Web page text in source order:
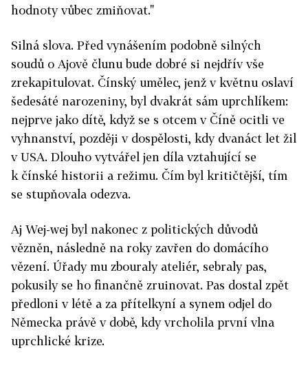
hodnoty vůbec zmiňovat."
Silná slova. Před vynášením podobně silných
soudů o Ajově člunu bude dobré si nejdřív vše
zrekapitulovat. Čínský umělec, jenž v květnu oslaví
šedesáté narozeniny, byl dvakrát sám uprchlíkem:
nejprve jako dítě, když se s otcem v Číně ocitli ve
vyhnanství, později v dospělosti, kdy dvanáct let žil
v USA. Dlouho vytvářel jen díla vztahující se
k čínské historii a režimu. Čím byl kritičtější, tím
se stupňovala odezva.
Aj Wej-wej byl nakonec z politických důvodů
vězněn, následně na roky zavřen do domácího
vězení. Úřady mu zbouraly ateliér, sebraly pas,
pokusily se ho finančně zruinovat. Pas dostal zpět
předloni v létě a za přítelkyní a synem odjel do
Německa právě v době, kdy vrcholila první vlna
uprchlické krize.